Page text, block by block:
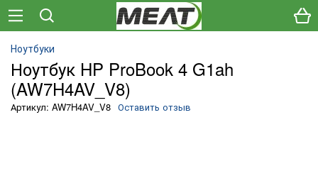
Ноутбуки
Ноутбук HP ProBook 4 G1ah
(AW7H4AV_V8)
Артикул: AW7H4AV_V8 Оставить отзыв